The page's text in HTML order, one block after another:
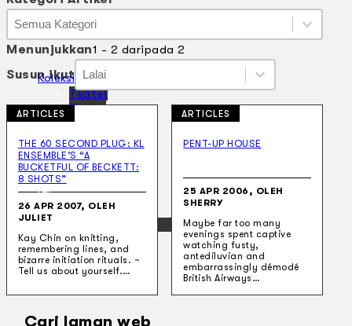
Koleksi Kami
Teater
Tarian
Artikel
Sejarah Lisan
Mengenai Kami
Hubungi Kami
BM
Cari laman web
Kategori Artikel
Kategori Artikel
Kategori Artikel
Menunjukkan1 - 2 daripada 2
Susun ikut Susun ikut
Susun ikut
Susun ikut
ARTICLES
THE 60 SECOND PLUG: KL
ENSEMBLE’S “A
BUCKETFUL OF BECKETT:
8 SHOTS”
26 APR 2007, OLEH
JULIET
Kay Chin on knitting,
remembering lines, and
bizarre initiation rituals. ~
Tell us about yourself.…
ARTICLES
PENT-UP HOUSE
25 APR 2006, OLEH
SHERRY
Maybe far too many
evenings spent captive
watching fusty,
antediluvian and
embarrassingly démodé
British Airways…